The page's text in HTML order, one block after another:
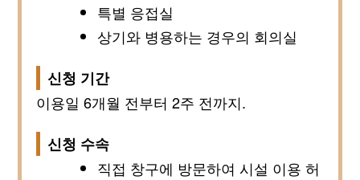
특별 응접실
상기와 병용하는 경우의 회의실
신청 기간
이용일 6개월 전부터 2주 전까지.
신청 수속
직접 창구에 방문하여 시설 이용 허